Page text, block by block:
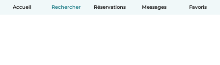
Accueil Rechercher Réservations Messages Favoris